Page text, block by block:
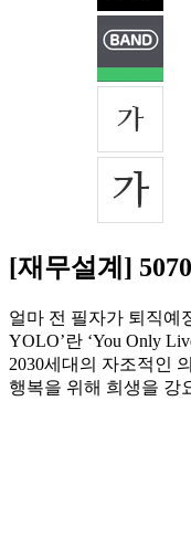
[재무설계]
얼마 전 필자가 퇴직예
YOLO’란 ‘You Only
2030세대의 자조적인
행복을 위해 희생을 강